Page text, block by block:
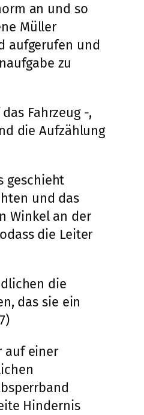
an und so
Müller
aufgerufen und
zu
Fahrzeug -,
die Aufzählung
geschieht
und das
Winkel an der
die Leiter
die
das sie ein
auf einer
Hindernis